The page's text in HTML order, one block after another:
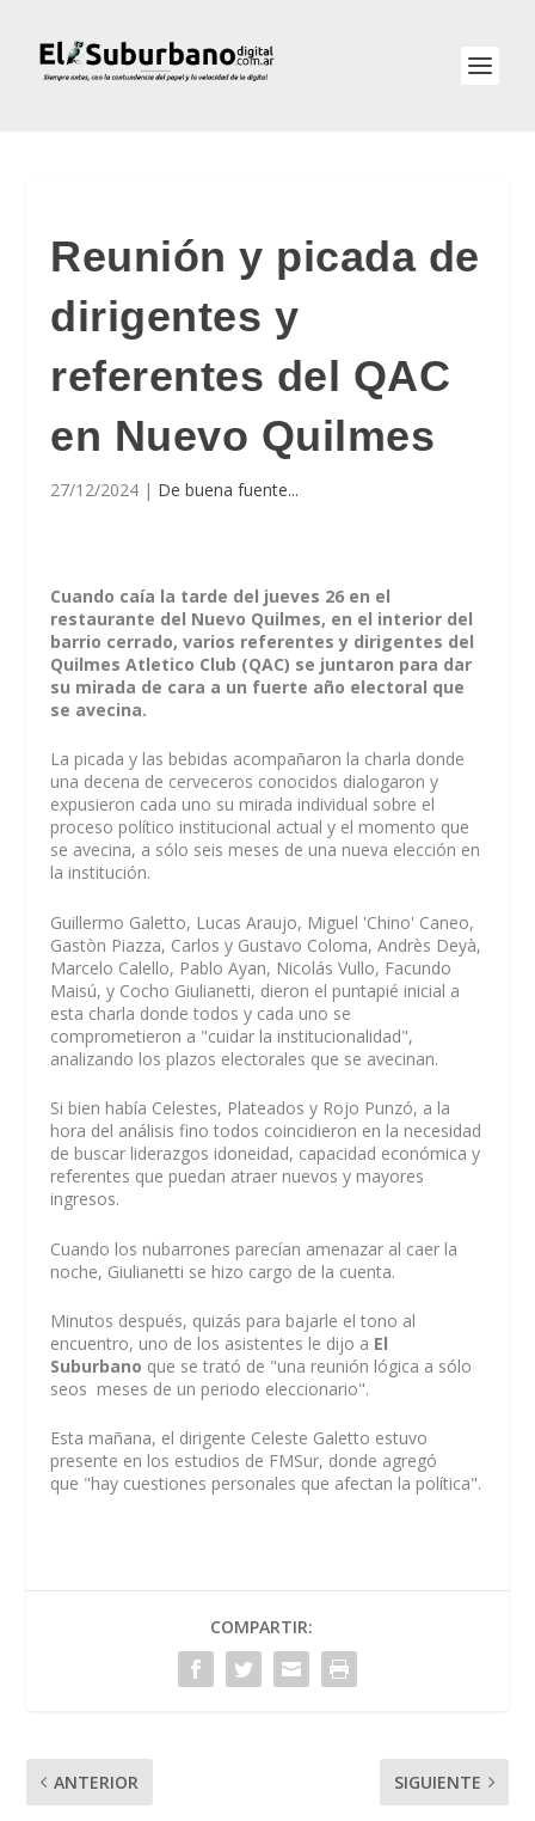
Reunión y picada de
dirigentes y
referentes del QAC
en Nuevo Quilmes
27/12/2024 | De buena fuente...
Cuando caía la tarde del jueves 26 en el
restaurante del Nuevo Quilmes, en el interior del
barrio cerrado, varios referentes y dirigentes del
Quilmes Atletico Club (QAC) se juntaron para dar
su mirada de cara a un fuerte año electoral que
se avecina.
La picada y las bebidas acompañaron la charla donde
una decena de cerveceros conocidos dialogaron y
expusieron cada uno su mirada individual sobre el
proceso político institucional actual y el momento que
se avecina, a sólo seis meses de una nueva elección en
la institución.
Guillermo Galetto, Lucas Araujo, Miguel 'Chino' Caneo,
Gastòn Piazza, Carlos y Gustavo Coloma, Andrès Deyà,
Marcelo Calello, Pablo Ayan, Nicolás Vullo, Facundo
Maisú, y Cocho Giulianetti, dieron el puntapié inicial a
esta charla donde todos y cada uno se
comprometieron a "cuidar la institucionalidad",
analizando los plazos electorales que se avecinan.
Si bien había Celestes, Plateados y Rojo Punzó, a la
hora del análisis fino todos coincidieron en la necesidad
de buscar liderazgos idoneidad, capacidad económica y
referentes que puedan atraer nuevos y mayores
ingresos.
Cuando los nubarrones parecían amenazar al caer la
noche, Giulianetti se hizo cargo de la cuenta.
Minutos después, quizás para bajarle el tono al
encuentro, uno de los asistentes le dijo a El
Suburbano que se trató de "una reunión lógica a sólo
seos meses de un periodo eleccionario".
Esta mañana, el dirigente Celeste Galetto estuvo
presente en los estudios de FMSur, donde agregó
que "hay cuestiones personales que afectan la política".
COMPARTIR:
ANTERIOR SIGUIENTE